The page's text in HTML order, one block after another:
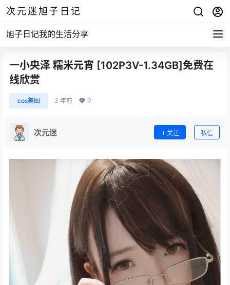
次元迷旭子日记
旭子日记我的生活分享
一小央泽 糯米元宵 [102P3V-1.34GB]免费在
线欣赏
cos美图 3 年前 0
次元迷 关注 私信